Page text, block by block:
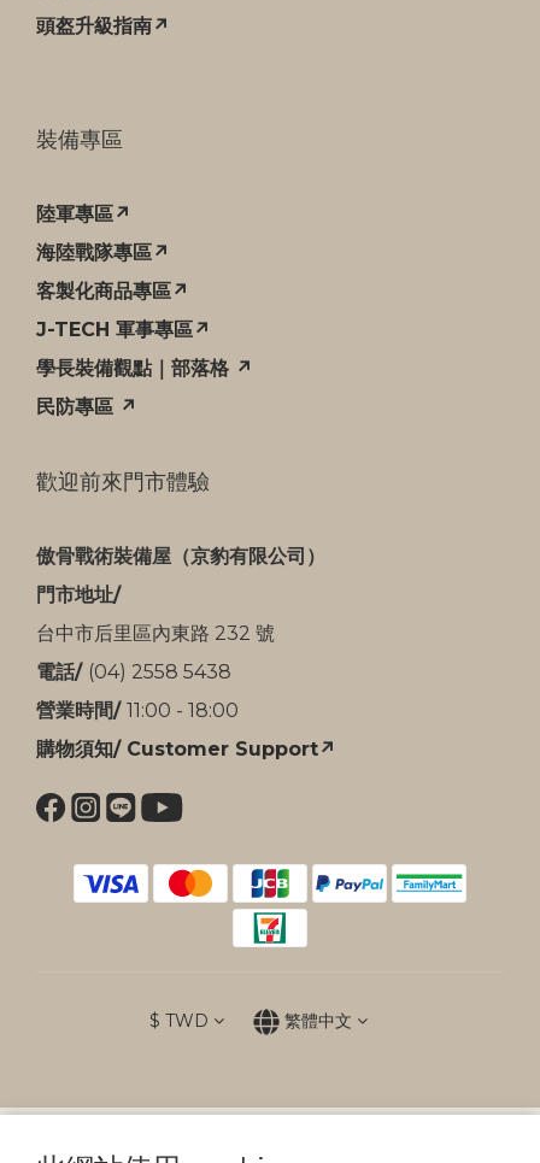
頭盔升級指南↗
裝備專區
陸軍專區↗
海陸戰隊專區↗
客製化商品專區↗
J-TECH 軍事專區↗
學長裝備觀點｜部落格 ↗
民防專區 ↗
歡迎前來門市體驗
傲骨戰術裝備屋（京豹有限公司）
門市地址/
台中市后里區內東路 232 號
電話/ (04) 2558 5438
營業時間/ 11:00 - 18:00
購物須知/ Customer Support↗
$ TWD 繁體中文